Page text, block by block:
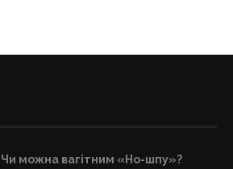
Чи можна вагітним «Но-шпу»?